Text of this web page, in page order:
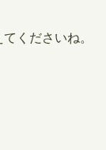
くださいね。